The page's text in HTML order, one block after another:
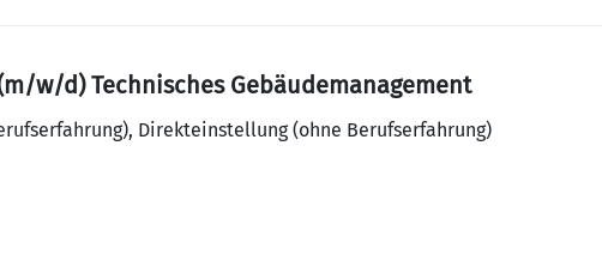
w/d) Technisches Gebäudemanagement
Direkteinstellung (ohne Berufserfahrung)